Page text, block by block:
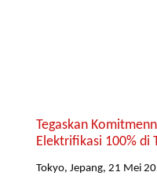
Tegaskan
Elektrifikasi 100% di
Tokyo, Jepang, 21 Mei